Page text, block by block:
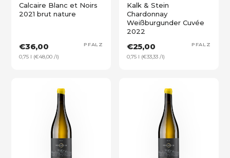
Calcaire Blanc et Noirs
2021 brut nature
€36,00
0,75 l (€48,00 /l)
PFALZ
Kalk & Stein
Chardonnay
Weißburgunder Cuvée
2022
€25,00
0,75 l (€33,33 /l)
PFALZ